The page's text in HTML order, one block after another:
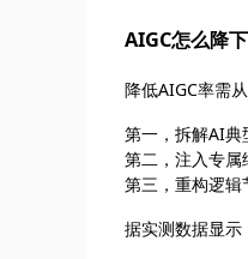
AIGC怎么降
降低AIGC率需
第一，拆解AI典
第二，注入专属
第三，重构逻辑
据实测数据显示